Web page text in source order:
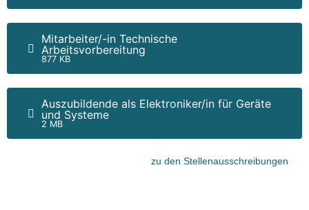
Mitarbeiter/-in Technische
Arbeitsvorbereitung
877 KB
Auszubildende als Elektroniker/in für Geräte
und Systeme
2 MB
zu den Stellenausschreibungen